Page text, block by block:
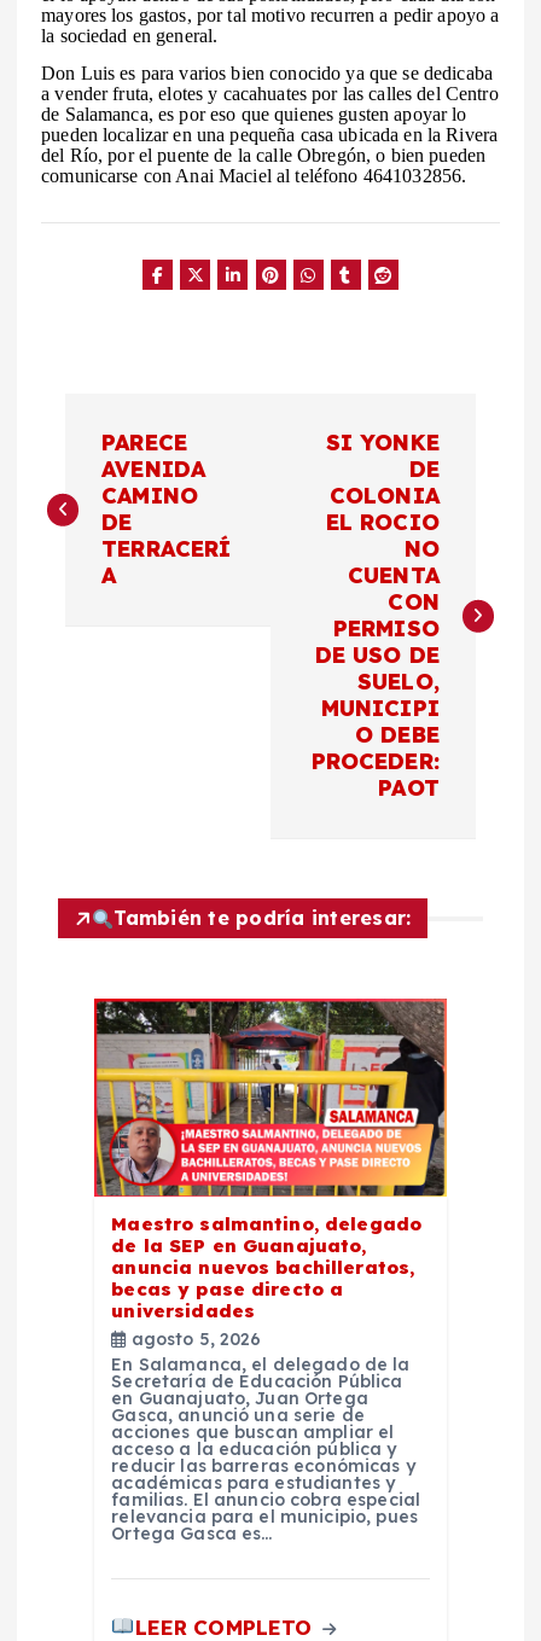
mayores los gastos, por tal motivo recurren a pedir apoyo a
la sociedad en general.
Don Luis es para varios bien conocido ya que se dedicaba
a vender fruta, elotes y cacahuates por las calles del Centro
de Salamanca, es por eso que quienes gusten apoyar lo
pueden localizar en una pequeña casa ubicada en la Rivera
del Río, por el puente de la calle Obregón, o bien pueden
comunicarse con Anai Maciel al teléfono 4641032856.
a
v
ó
n
PARECE
AVENIDA
CAMINO
DE
TERRACERÍ
A
SI YONKE
DE
COLONIA
EL ROCIO
NO
CUENTA
CON
PERMISO
DE USO DE
SUELO,
MUNICIPI
O DEBE
PROCEDER:
PAOT
También te podría interesar:
Maestro salmantino, delegado
de la SEP en Guanajuato,
anuncia nuevos bachilleratos,
becas y pase directo a
universidades
agosto 5, 2026
En Salamanca, el delegado de la
Secretaría de Educación Pública
en Guanajuato, Juan Ortega
Gasca, anunció una serie de
acciones que buscan ampliar el
acceso a la educación pública y
reducir las barreras económicas y
académicas para estudiantes y
familias. El anuncio cobra especial
relevancia para el municipio, pues
Ortega Gasca es…
LEER COMPLETO